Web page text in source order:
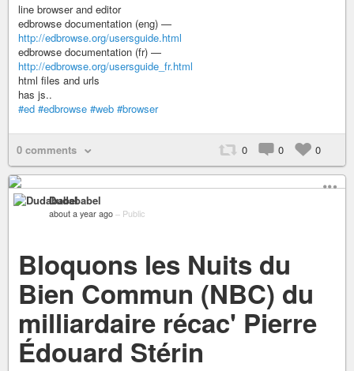
line browser and editor
edbrowse documentation (eng) —
http://edbrowse.org/usersguide.html
edbrowse documentation (fr) —
http://edbrowse.org/usersguide_fr.html
html files and urls
has js..
#ed #edbrowse #web #browser
0 comments 0 0 0
Dudababel
about a year ago – Public
Bloquons les Nuits du
Bien Commun (NBC) du
milliardaire récac' Pierre
Édouard Stérin